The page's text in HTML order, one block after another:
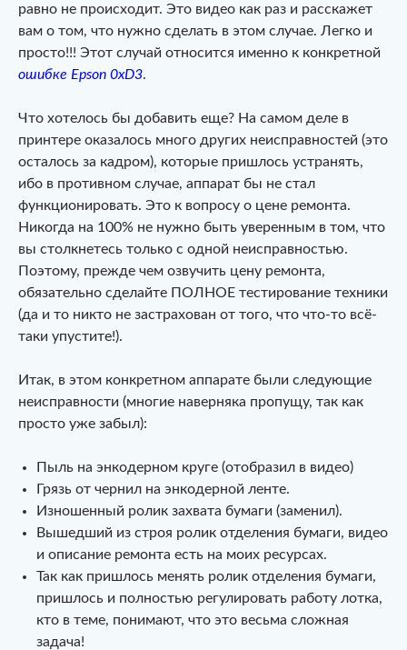
равно не происходит. Это видео как раз и расскажет
вам о том, что нужно сделать в этом случае. Легко и
просто!!! Этот случай относится именно к конкретной
ошибке Epson 0xD3.
Что хотелось бы добавить еще? На самом деле в
принтере оказалось много других неисправностей (это
осталось за кадром), которые пришлось устранять,
ибо в противном случае, аппарат бы не стал
функционировать. Это к вопросу о цене ремонта.
Никогда на 100% не нужно быть уверенным в том, что
вы столкнетесь только с одной неисправностью.
Поэтому, прежде чем озвучить цену ремонта,
обязательно сделайте ПОЛНОЕ тестирование техники
(да и то никто не застрахован от того, что что-то всё-
таки упустите!).
Итак, в этом конкретном аппарате были следующие
неисправности (многие наверняка пропущу, так как
просто уже забыл):
Пыль на энкодерном круге (отобразил в видео)
Грязь от чернил на энкодерной ленте.
Изношенный ролик захвата бумаги (заменил).
Вышедший из строя ролик отделения бумаги, видео
и описание ремонта есть на моих ресурсах.
Так как пришлось менять ролик отделения бумаги,
пришлось и полностью регулировать работу лотка,
кто в теме, понимают, что это весьма сложная
задача!